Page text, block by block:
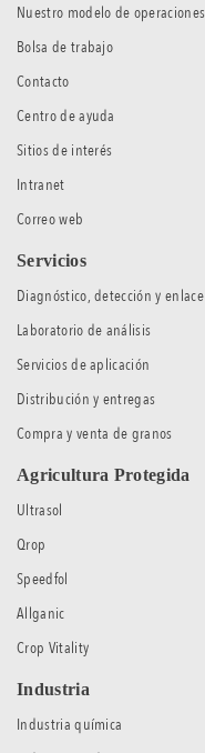
Nuestro modelo de operaciones
Bolsa de trabajo
Contacto
Centro de ayuda
Sitios de interés
Intranet
Correo web
Servicios
Diagnóstico, detección y enlace
Laboratorio de análisis
Servicios de aplicación
Distribución y entregas
Compra y venta de granos
Agricultura Protegida
Ultrasol
Qrop
Speedfol
Allganic
Crop Vitality
Industria
Industria química